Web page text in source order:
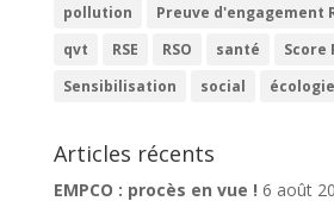
pollution
Preuve d'engagement
qvt
RSE RSO santé
Score
Sensibilisation
social écologie
Articles récents
EMPCO : procès en vue ! 6 août